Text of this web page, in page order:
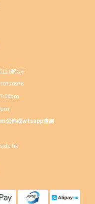
121號G/F
公佈或wtsapp查詢